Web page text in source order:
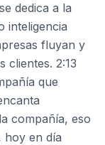
dedica a la
inteligencia
fluyan y
clientes. 2:13
que
compañía, eso
hoy en día